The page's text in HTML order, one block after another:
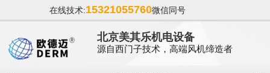
在线技术:15321055760微信同号
北京美其乐机电设备
源自西门子技术，高端风机缔造者